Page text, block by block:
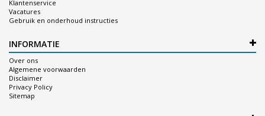
Klantenservice
Vacatures
Gebruik en onderhoud instructies
INFORMATIE
Over ons
Algemene voorwaarden
Disclaimer
Privacy Policy
Sitemap